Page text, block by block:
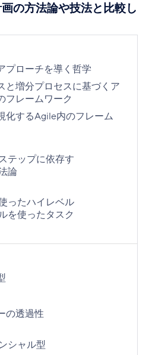
の方法論や技法と比較し
プローチを導く哲学
と増分プロセスに基づくア
フレームワーク
化するAgile内のフレーム
テップに依存す
論
ったハイレベル
を使ったタスク
の透過性
シャル型